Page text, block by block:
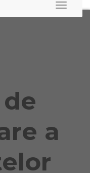
Toggle
a